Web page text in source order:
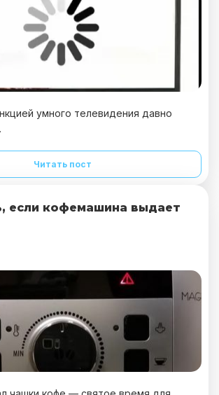
умного телевидения давно
Читать пост
если кофемашина выдает